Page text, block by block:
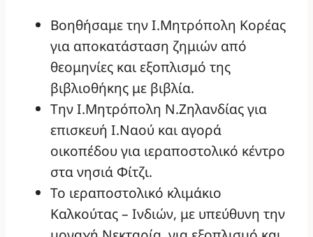
Βοηθήσαμε την Ι.Μητρόπολη Κορέας
για αποκατάσταση ζημιών από
θεομηνίες και εξοπλισμό της
βιβλιοθήκης με βιβλία.
Την Ι.Μητρόπολη Ν.Ζηλανδίας για
επισκευή Ι.Ναού και αγορά
οικοπέδου για ιεραποστολικό κέντρο
στα νησιά Φίτζι.
Το ιεραποστολικό κλιμάκιο
Καλκούτας – Ινδιών, με υπεύθυνη την